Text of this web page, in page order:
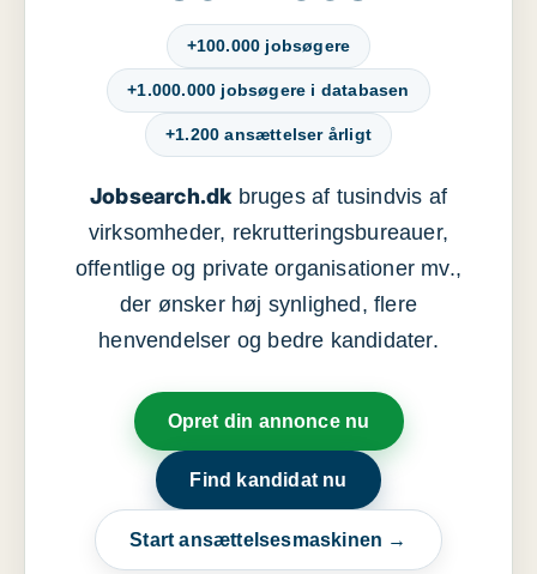
+100.000 jobsøgere
+1.000.000 jobsøgere i databasen
+1.200 ansættelser årligt
Jobsearch.dkbruges af tusindvis af
virksomheder, rekrutteringsbureauer,
offentlige og private organisationer mv.,
der ønsker høj synlighed, flere
henvendelser og bedre kandidater.
Opret din annonce nu
Find kandidat nu
Start ansættelsesmaskinen →